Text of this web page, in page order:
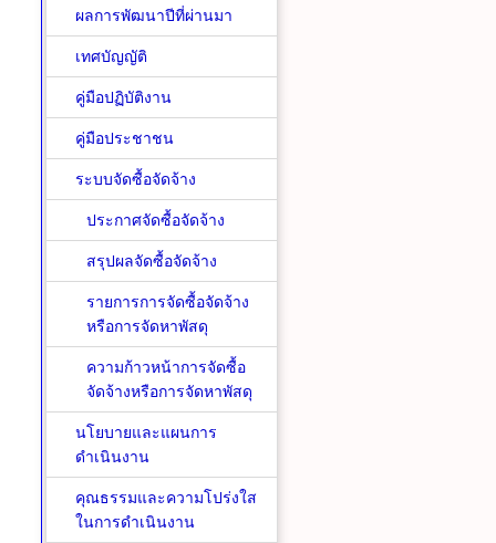
ผลการพัฒนาปีที่ผ่านมา
เทศบัญญัติ
คู่มือปฏิบัติงาน
คู่มือประชาชน
ระบบจัดซื้อจัดจ้าง
ประกาศจัดซื้อจัดจ้าง
สรุปผลจัดซื้อจัดจ้าง
รายการการจัดซื้อจัดจ้าง
หรือการจัดหาพัสดุ
ความก้าวหน้าการจัดซื้อ
จัดจ้างหรือการจัดหาพัสดุ
นโยบายและแผนการ
ดำเนินงาน
คุณธรรมและความโปร่งใส
ในการดำเนินงาน